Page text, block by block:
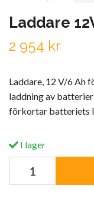
Laddare
2 954 kr
Laddare, 12 V/6 Ah
laddning av
förkortar batteriets
I lager